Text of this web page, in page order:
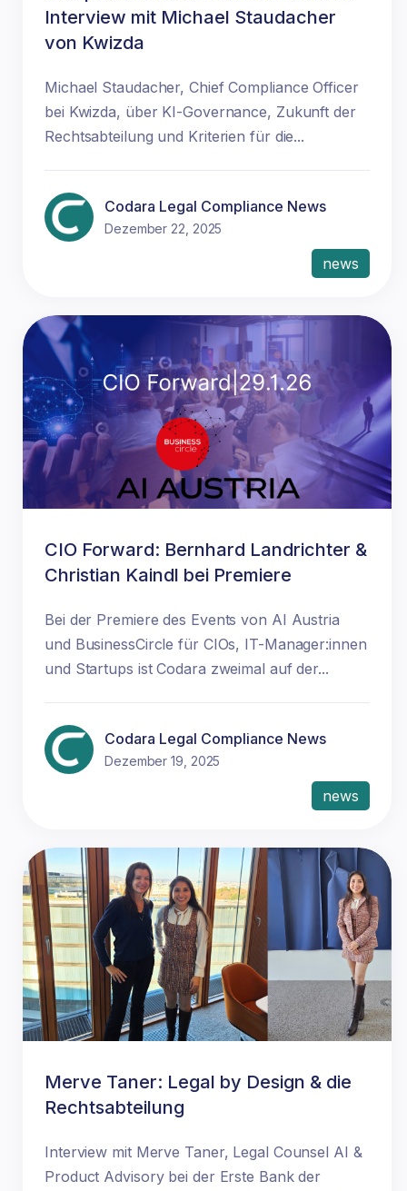
Interview mit Michael Staudacher
von Kwizda
Michael Staudacher, Chief Compliance Officer
bei Kwizda, über KI-Governance, Zukunft der
Rechtsabteilung und Kriterien für die...
Codara Legal Compliance News
Dezember 22, 2025
news
CIO Forward: Bernhard Landrichter &
Christian Kaindl bei Premiere
Bei der Premiere des Events von AI Austria
und BusinessCircle für CIOs, IT-Manager:innen
und Startups ist Codara zweimal auf der...
Codara Legal Compliance News
Dezember 19, 2025
news
Merve Taner: Legal by Design & die
Rechtsabteilung
Interview mit Merve Taner, Legal Counsel AI &
Product Advisory bei der Erste Bank der